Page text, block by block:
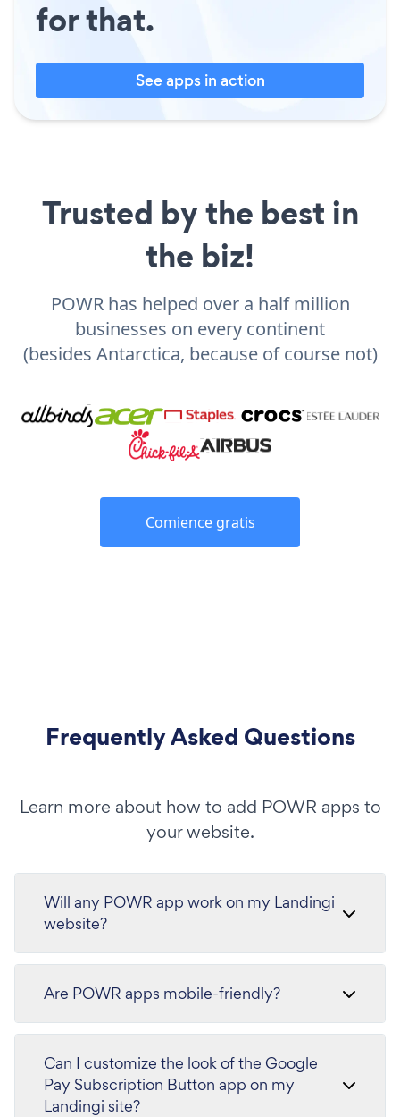
for that.
See apps in action
Trusted by the best in
the biz!
POWR has helped over a half million
businesses on every continent
(besides Antarctica, because of course not)
Comience gratis
Frequently Asked Questions
Learn more about how to add POWR apps to
your website.
Will any POWR app work on my Landingi
website?
Are POWR apps mobile-friendly?
Can I customize the look of the Google
Pay Subscription Button app on my
Landingi site?